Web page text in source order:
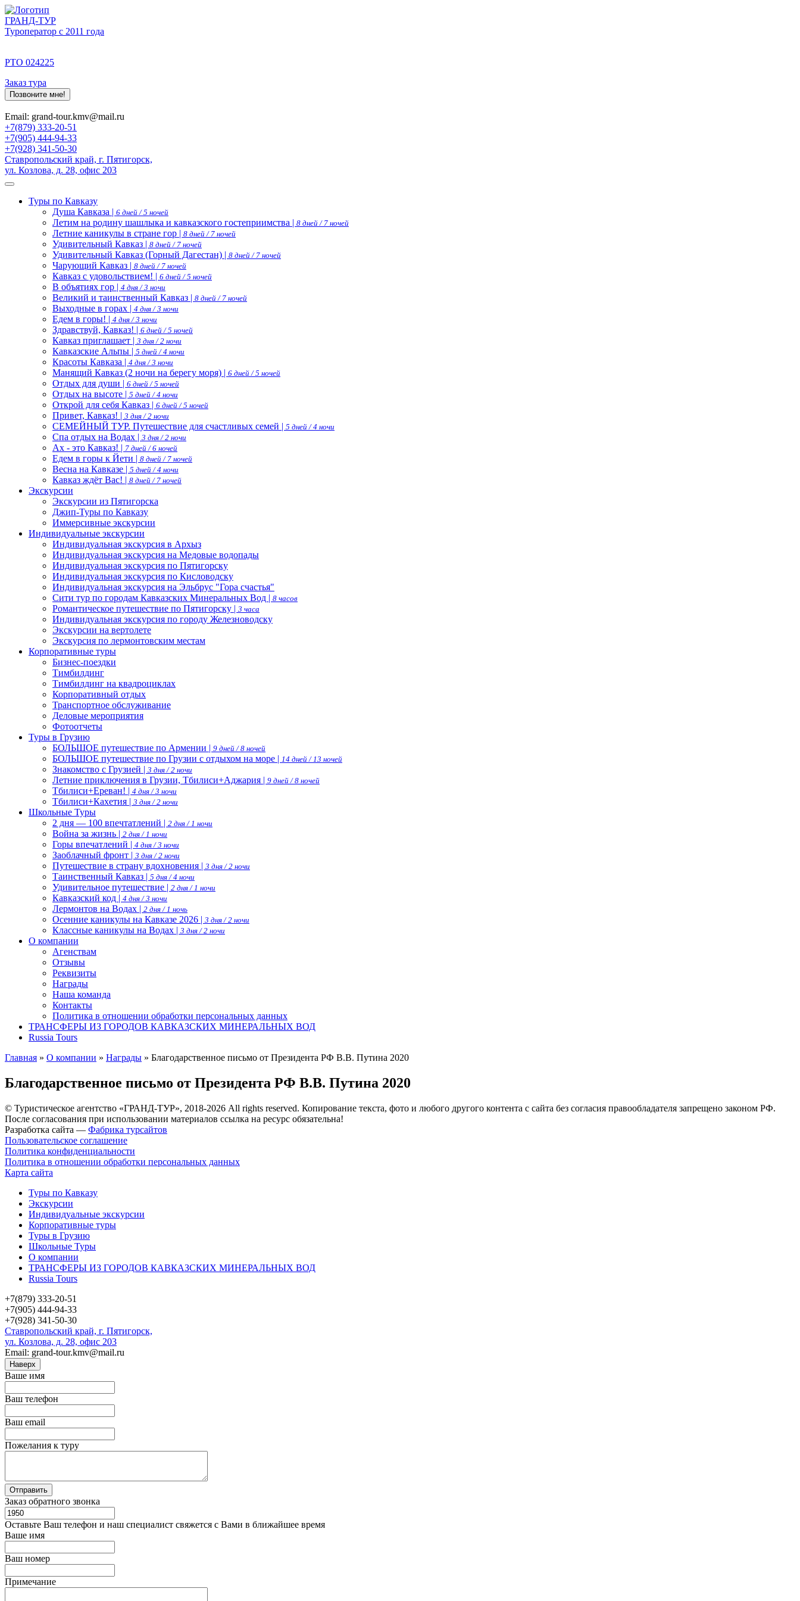
ГРАНД-ТУР
Туроператор с 2011 года
РТО 024225
Заказ тура
Позвоните мне!
Email: grand-tour.kmv@mail.ru
+7(879) 333-20-51
+7(905) 444-94-33
+7(928) 341-50-30
Ставропольский край, г. Пятигорск,
ул. Козлова, д. 28, офис 203
Туры по Кавказу
Душа Кавказа | 6 дней / 5 ночей
Летим на родину шашлыка и кавказского гостеприимства | 8 дней / 7 ночей
Летние каникулы в стране гор | 8 дней / 7 ночей
Удивительный Кавказ | 8 дней / 7 ночей
Удивительный Кавказ (Горный Дагестан) | 8 дней / 7 ночей
Чарующий Кавказ | 8 дней / 7 ночей
Кавказ с удовольствием! | 6 дней / 5 ночей
В объятиях гор | 4 дня / 3 ночи
Великий и таинственный Кавказ | 8 дней / 7 ночей
Выходные в горах | 4 дня / 3 ночи
Едем в горы! | 4 дня / 3 ночи
Здравствуй, Кавказ! | 6 дней / 5 ночей
Кавказ приглашает | 3 дня / 2 ночи
Кавказские Альпы | 5 дней / 4 ночи
Красоты Кавказа | 4 дня / 3 ночи
Манящий Кавказ (2 ночи на берегу моря) | 6 дней / 5 ночей
Отдых для души | 6 дней / 5 ночей
Отдых на высоте | 5 дней / 4 ночи
Открой для себя Кавказ | 6 дней / 5 ночей
Привет, Кавказ! | 3 дня / 2 ночи
СЕМЕЙНЫЙ ТУР. Путешествие для счастливых семей | 5 дней / 4 ночи
Спа отдых на Водах | 3 дня / 2 ночи
Ах - это Кавказ! | 7 дней / 6 ночей
Едем в горы к Йети | 8 дней / 7 ночей
Весна на Кавказе | 5 дней / 4 ночи
Кавказ ждёт Вас! | 8 дней / 7 ночей
Экскурсии
Экскурсии из Пятигорска
Джип-Туры по Кавказу
Иммерсивные экскурсии
Индивидуальные экскурсии
Индивидуальная экскурсия в Архыз
Индивидуальная экскурсия на Медовые водопады
Индивидуальная экскурсия по Пятигорску
Индивидуальная экскурсия по Кисловодску
Индивидуальная экскурсия на Эльбрус "Гора счастья"
Сити тур по городам Кавказских Минеральных Вод | 8 часов
Романтическое путешествие по Пятигорску | 3 часа
Индивидуальная экскурсия по городу Железноводску
Экскурсии на вертолете
Экскурсия по лермонтовским местам
Корпоративные туры
Бизнес-поездки
Тимбилдинг
Тимбилдинг на квадроциклах
Корпоративный отдых
Транспортное обслуживание
Деловые мероприятия
Фотоотчеты
Туры в Грузию
БОЛЬШОЕ путешествие по Армении | 9 дней / 8 ночей
БОЛЬШОЕ путешествие по Грузии с отдыхом на море | 14 дней / 13 ночей
Знакомство с Грузией | 3 дня / 2 ночи
Летние приключения в Грузии, Тбилиси+Аджария | 9 дней / 8 ночей
Тбилиси+Ереван! | 4 дня / 3 ночи
Тбилиси+Кахетия | 3 дня / 2 ночи
Школьные Туры
2 дня — 100 впечтатлений | 2 дня / 1 ночи
Война за жизнь | 2 дня / 1 ночи
Горы впечатлений | 4 дня / 3 ночи
Заоблачный фронт | 3 дня / 2 ночи
Путешествие в страну вдохновения | 3 дня / 2 ночи
Таинственный Кавказ | 5 дня / 4 ночи
Удивительное путешествие | 2 дня / 1 ночи
Кавказский код | 4 дня / 3 ночи
Лермонтов на Водах | 2 дня / 1 ночь
Осенние каникулы на Кавказе 2026 | 3 дня / 2 ночи
Классные каникулы на Водах | 3 дня / 2 ночи
О компании
Агенствам
Отзывы
Реквизиты
Награды
Наша команда
Контакты
Политика в отношении обработки персональных данных
ТРАНСФЕРЫ ИЗ ГОРОДОВ КАВКАЗСКИХ МИНЕРАЛЬНЫХ ВОД
Russia Tours
Главная » О компании » Награды » Благодарственное письмо от Президента РФ В.В. Путина 2020
Благодарственное письмо от Президента РФ В.В. Путина 2020
© Туристическое агентство «ГРАНД-ТУР», 2018-2026 All rights reserved. Копирование текста, фото и любого другого контента с сайта без согласия правообладателя запрещено законом РФ.
После согласования при использовании материалов ссылка на ресурс обязательна!
Разработка сайта — Фабрика турсайтов
Пользовательское соглашение
Политика конфиденциальности
Политика в отношении обработки персональных данных
Карта сайта
Туры по Кавказу
Экскурсии
Индивидуальные экскурсии
Корпоративные туры
Туры в Грузию
Школьные Туры
О компании
ТРАНСФЕРЫ ИЗ ГОРОДОВ КАВКАЗСКИХ МИНЕРАЛЬНЫХ ВОД
Russia Tours
+7(879) 333-20-51
+7(905) 444-94-33
+7(928) 341-50-30
Ставропольский край, г. Пятигорск,
ул. Козлова, д. 28, офис 203
Email: grand-tour.kmv@mail.ru
Наверх
Ваше имя
Ваш телефон
Ваш email
Пожелания к туру
Заказ обратного звонка
Оставьте Ваш телефон и наш специалист свяжется с Вами в ближайшее время
Ваше имя
Ваш номер
Примечание